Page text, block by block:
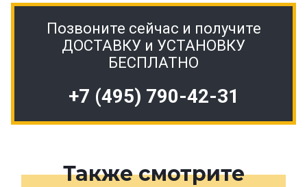
Позвоните сейчас и получите
ДОСТАВКУ и УСТАНОВКУ
БЕСПЛАТНО
+7 (495) 790-42-31
Также смотрите